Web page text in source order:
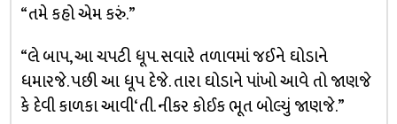
“તમે કહો એમ કરું.”
“લે બાપ, આ ચપટી ધૂપ. સવારે તળાવમાં જઈને ઘોડાને
ધમારજે. પછી આ ધૂપ દેજે. તારા ઘોડાને પાંખો આવે તો જાણજે
કે દેવી કાળકા આવી‘તી. નીકર કોઈક ભૂત બોલ્યું જાણજે.”